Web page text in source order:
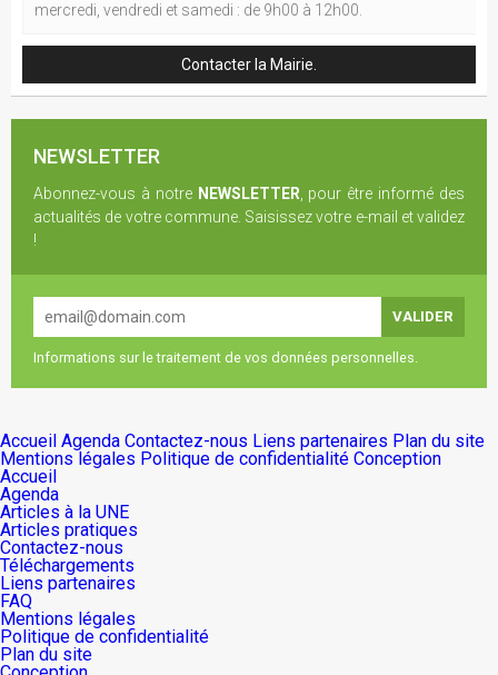
mercredi, vendredi et samedi : de 9h00 à 12h00.
Contacter la Mairie.
NEWSLETTER
Abonnez-vous à notre NEWSLETTER , pour être informé des
actualités de votre commune. Saisissez votre e-mail et validez
!
Informations sur le traitement de vos données personnelles.
Accueil Agenda Contactez-nous Liens partenaires Plan du site
Mentions légales Politique de confidentialité Conception
Accueil
Agenda
Articles à la UNE
Articles pratiques
Contactez-nous
Téléchargements
Liens partenaires
FAQ
Mentions légales
Politique de confidentialité
Plan du site